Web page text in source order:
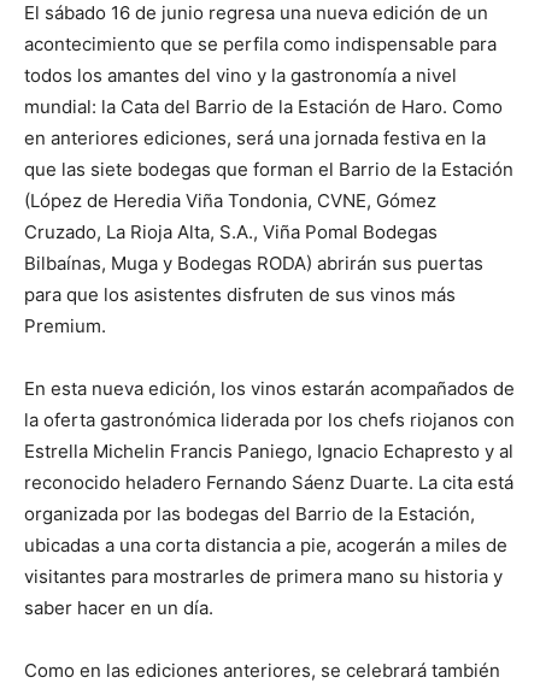
El sábado 16 de junio regresa una nueva edición de un
acontecimiento que se perfila como indispensable para
todos los amantes del vino y la gastronomía a nivel
mundial: la Cata del Barrio de la Estación de Haro. Como
en anteriores ediciones, será una jornada festiva en la
que las siete bodegas que forman el Barrio de la Estación
(López de Heredia Viña Tondonia, CVNE, Gómez
Cruzado, La Rioja Alta, S.A., Viña Pomal Bodegas
Bilbaínas, Muga y Bodegas RODA) abrirán sus puertas
para que los asistentes disfruten de sus vinos más
Premium.
En esta nueva edición, los vinos estarán acompañados de
la oferta gastronómica liderada por los chefs riojanos con
Estrella Michelin Francis Paniego, Ignacio Echapresto y al
reconocido heladero Fernando Sáenz Duarte. La cita está
organizada por las bodegas del Barrio de la Estación,
ubicadas a una corta distancia a pie, acogerán a miles de
visitantes para mostrarles de primera mano su historia y
saber hacer en un día.
Como en las ediciones anteriores, se celebrará también